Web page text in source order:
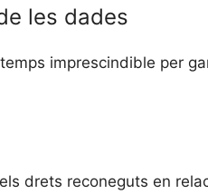
les dades
imprescindible per
drets reconeguts en